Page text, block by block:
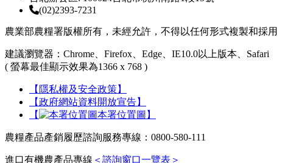
(02)2393-7231
農業部農糧署版權所有，未經允許，不得以任何形式複製和採用
建議瀏覽器：Chrome、Firefox、Edge、IE10.0以上版本、Safari
( 螢幕最佳顯示效果為1366 x 768 )
【隱私權及安全政策】
【政府網站資料開放宣告】
【
本署位置圖】
農糧產品產銷履歷諮詢服務專線：0800-580-111
進口有機農產品專線 ＜諮詢窗口一覽表＞